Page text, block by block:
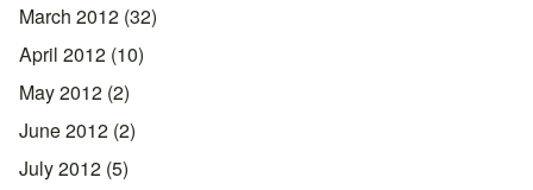
March 2012 (32)
April 2012 (10)
May 2012 (2)
June 2012 (2)
July 2012 (5)